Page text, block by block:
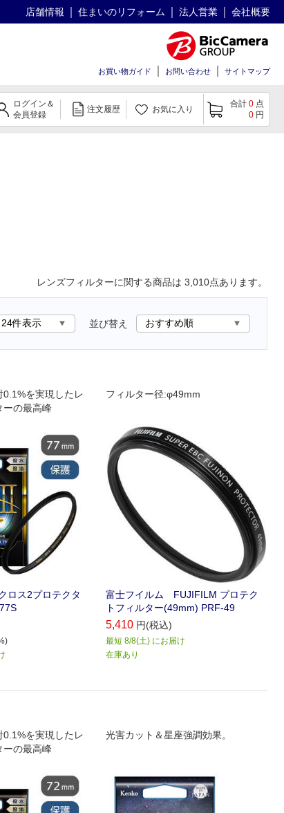
店舗情報 住まいのリフォーム 法人営業 会社概要
お買い物ガイド お問い合わせ サイトマップ
ログイン＆
会員登録
注文履歴 お気に入り
合計 0 点
0 円
レンズフィルターに関する商品は 3,010点あります。
並び替え
0.1%を実現したレ
ーの最高峰
ロス2プロテクタ
フィルター径:φ49mm
富士フイルム FUJIFILM プロテク
トフィルター(49mm) PRF-49
5,410 円(税込)
最短 8/8(土) にお届け
在庫あり
0.1%を実現したレ
ーの最高峰
光害カット＆星座強調効果。